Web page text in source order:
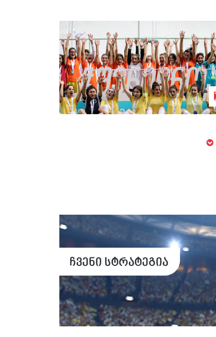
ადიგენის გოგონათა გუნდი 7x7
საფეხბურთო ფესტივალის
გამარჯვებულია
ჩვენი სტრატეგია